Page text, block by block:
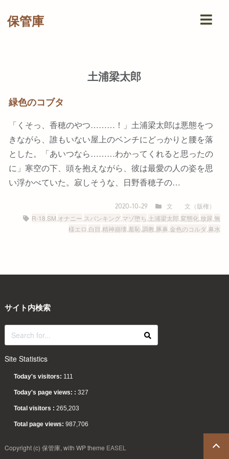
保管庫
土浦梁太郎
緑色のコブタ
「くそっ、香穂のやつ………！」土浦梁太郎は悪態をつ
きながら、誰もいない屋上のベンチにどっかりと腰を落
とした。「あいつなら………わかってくれると思ったの
に」寒空の下、頭を抱えながら、彼は最愛の人の姿を思
い浮かべていた。寂しそうな、日野香穂子の…
2020-10-29 文
文（版権）
R-18 SM オナニー スパンキング マゾ堕ち 土浦梁太郎 変態化 放尿 ,無
様エロ 白目 精神崩壊 羞恥,調教 豚鼻 ,金色のコルダ,鼻水
サイト内検索
Site Statistics
Today's visitors: 111
Today's page views: : 327
Total visitors : 265,203
Total page views: 987,706
Copyright (c) 保管庫, with WP theme EASEL